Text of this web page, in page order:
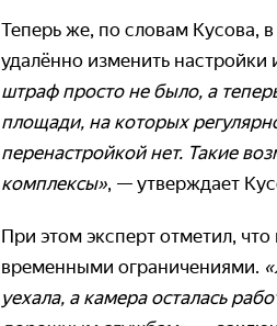
Теперь же, по словам
удалённо изменить
штраф просто не было, а
площади, на которых
перенастройкой нет. Такие
комплексы», — утверждает
При этом эксперт отметил,
временными ограничениями.
уехала, а камера осталась